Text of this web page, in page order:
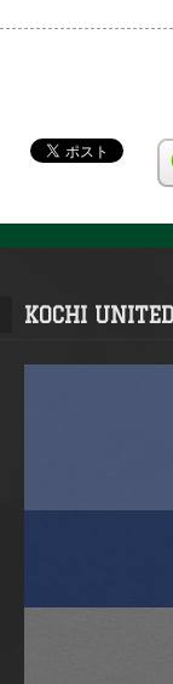
KOCHI